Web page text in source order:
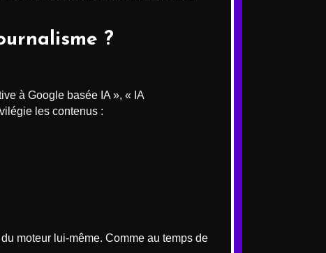
?
à Google basée IA », « IA
les contenus :
du moteur lui-même. Comme au temps de